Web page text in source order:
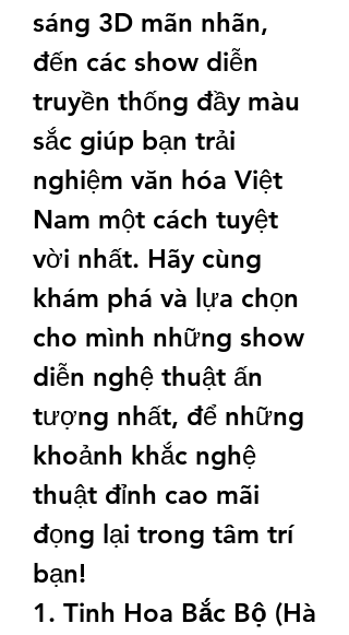
sáng 3D mãn nhãn,
đến các show diễn
truyền thống đầy màu
sắc giúp bạn trải
nghiệm văn hóa Việt
Nam một cách tuyệt
vời nhất. Hãy cùng
khám phá và lựa chọn
cho mình những show
diễn nghệ thuật ấn
tượng nhất, để những
khoảnh khắc nghệ
thuật đỉnh cao mãi
đọng lại trong tâm trí
bạn!
1. Tinh Hoa Bắc Bộ (Hà